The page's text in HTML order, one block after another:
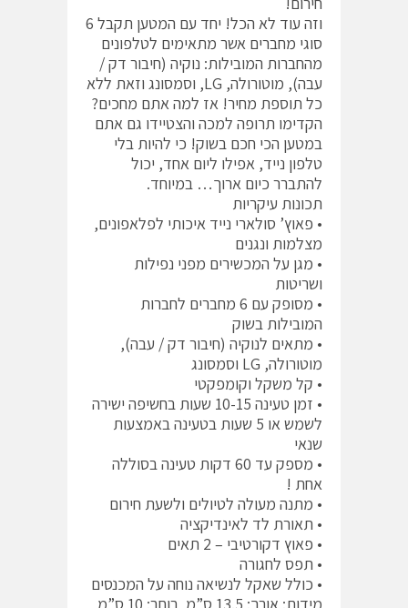
וזה עוד לא הכל! יחד עם המטען תקבל 6
סוגי מחברים אשר מתאימים לטלפונים
מהחברות המובילות: נוקיה (חיבור דק /
עבה), מוטורולה, LG, וסמסונג וזאת ללא
כל תוספת מחיר! אז למה אתם מחכים?
הקדימו תרופה למכה והצטיידו גם אתם
במטען הכי חכם בשוק! כי להיות בלי
טלפון נייד, אפילו ליום אחד, יכול
להתברר כיום ארוך… במיוחד.
תכונות עיקריות
• פאוץ’ סולארי נייד איכותי לפלאפונים,
מצלמות ונגנים
• מגן על המכשירים מפני נפילות
ושריטות
• מסופק עם 6 מחברים לחברות
המובילות בשוק
• מתאים לנוקיה (חיבור דק / עבה),
מוטורולה, LG וסמסונג
• קל משקל וקומפקטי
• זמן טעינה 10-15 שעות בחשיפה ישירה
לשמש או 5 שעות בטעינה באמצעות
שנאי
• מספק עד 60 דקות טעינה בסוללה
אחת !
• מתנה מעולה לטיולים ולשעת חירום
• תאורת לד לאינדיקציה
• פאוץ דקורטיבי – 2 תאים
• תפס לחגורה
• כולל שאקל לנשיאה נוחה על המכנסים
מידות: אורך: 13.5 ס”מ, רוחב: 10 ס”מ,